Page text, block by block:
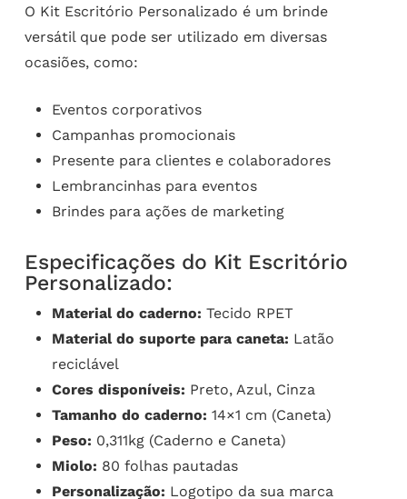
O Kit Escritório Personalizado é um brinde
versátil que pode ser utilizado em diversas
ocasiões, como:
Eventos corporativos
Campanhas promocionais
Presente para clientes e colaboradores
Lembrancinhas para eventos
Brindes para ações de marketing
Especificações do Kit Escritório
Personalizado:
Material do caderno: Tecido RPET
Material do suporte para caneta: Latão
reciclável
Cores disponíveis: Preto, Azul, Cinza
Tamanho do caderno: 14×1 cm (Caneta)
Peso: 0,311kg (Caderno e Caneta)
Miolo: 80 folhas pautadas
Personalização: Logotipo da sua marca